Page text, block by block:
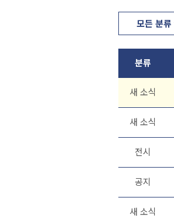
모든 분류
분류
새 소식
새 소식
전시
공지
새 소식